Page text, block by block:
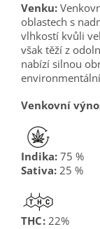
Venku:
oblastech s
vlhkostí kvůli
však těží z
nabízí silnou
Venkovní
Indika: 75 %
Sativa: 25 %
THC:22%